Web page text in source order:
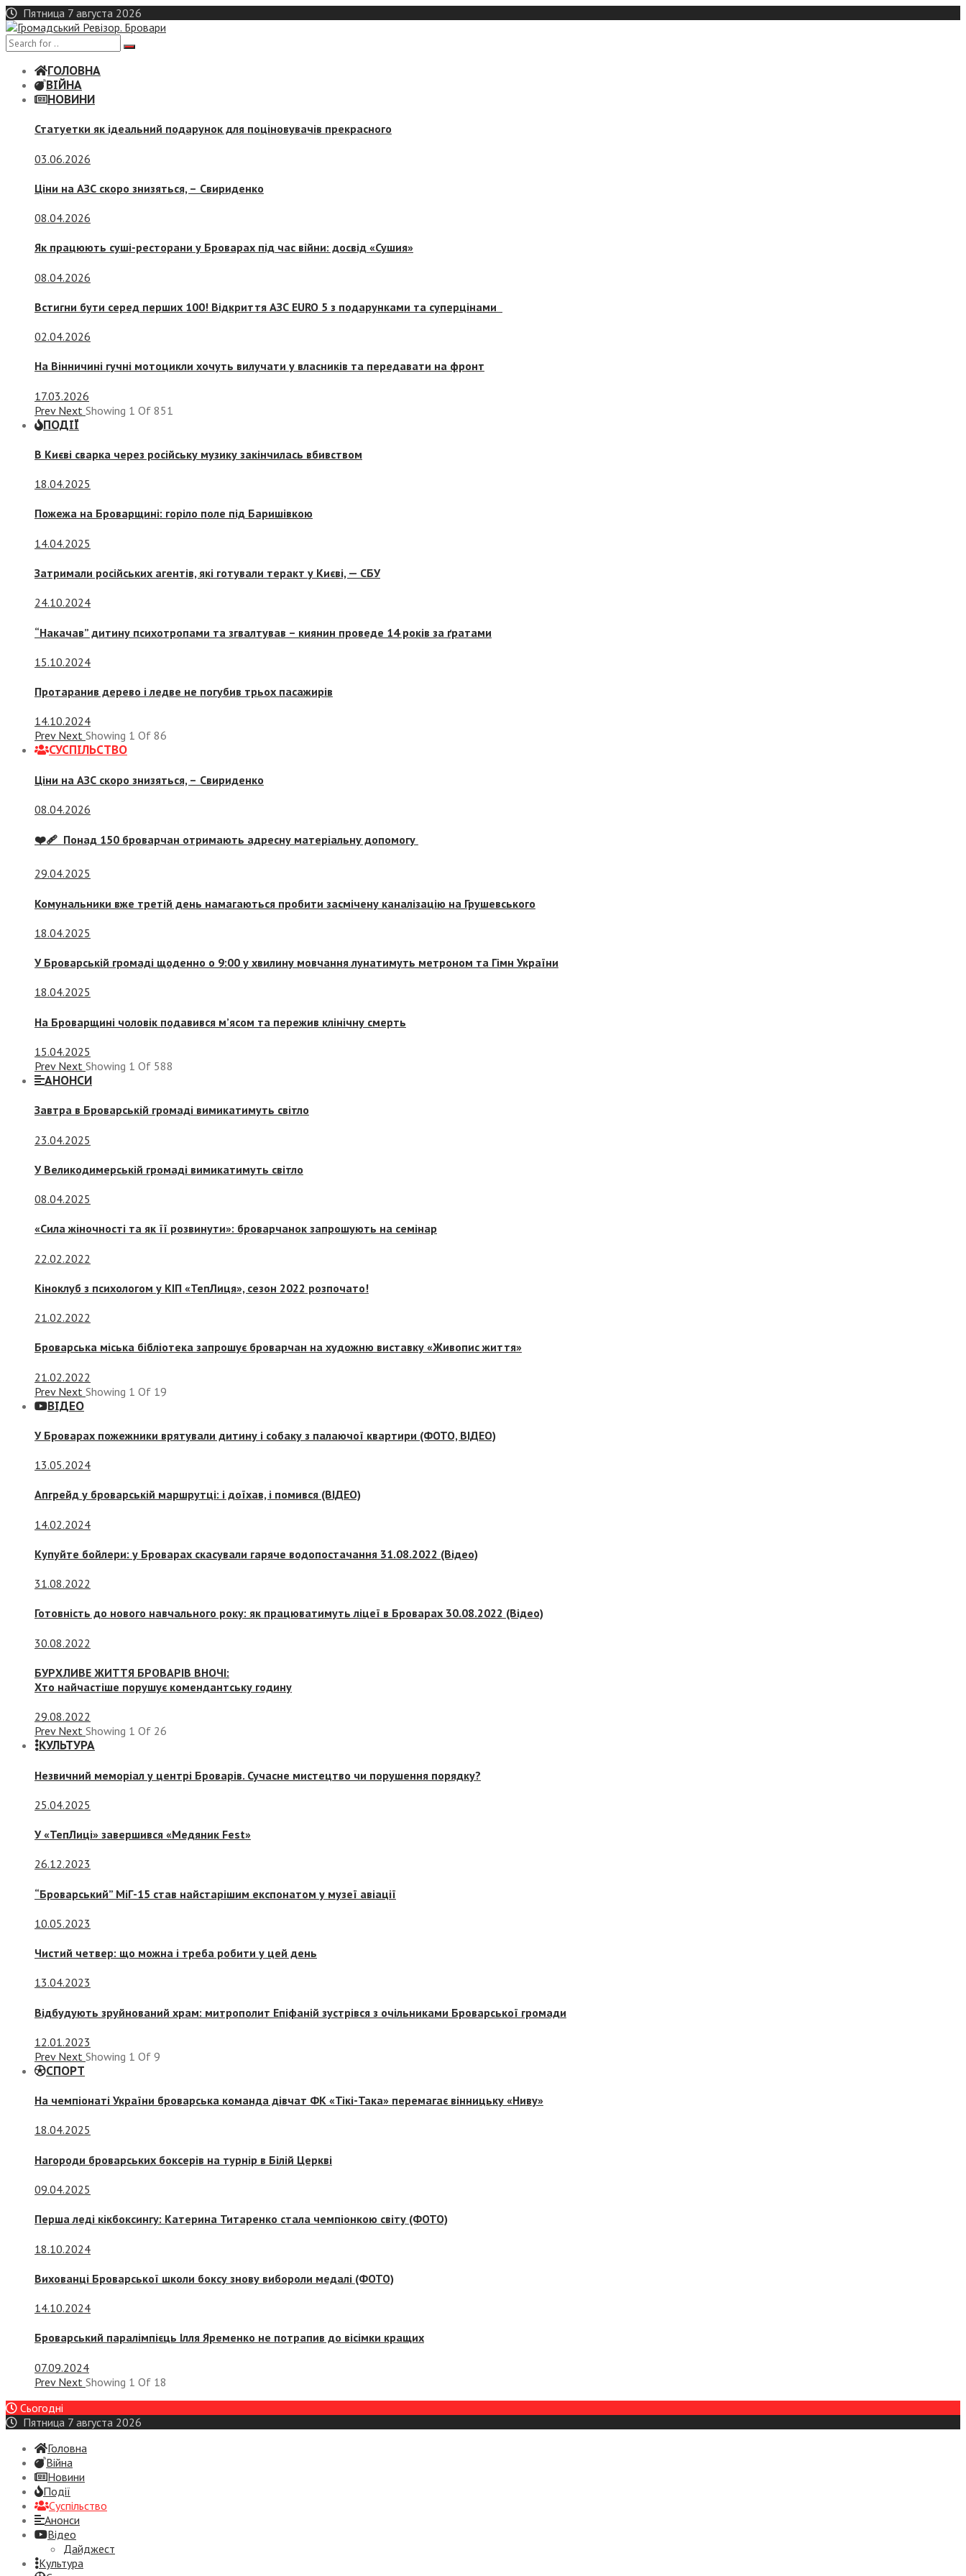
Skip
to
content
Пятница 7 августа 2026
ГОЛОВНА
ВІЙНА
НОВИНИ
Статуетки як ідеальний подарунок для поціновувачів прекрасного
03.06.2026
Ціни на АЗС скоро знизяться, – Свириденко
08.04.2026
Як працюють суші-ресторани у Броварах під час війни: досвід «Сушия»
08.04.2026
Встигни бути серед перших 100! Відкриття АЗС EURO 5 з подарунками та суперцінами
02.04.2026
На Вінничині гучні мотоцикли хочуть вилучати у власників та передавати на фронт
17.03.2026
Prev Next Showing 1 Of 851
ПОДІЇ
В Києві сварка через російську музику закінчилась вбивством
18.04.2025
Пожежа на Броварщині: горіло поле під Баришівкою
14.04.2025
Затримали російських агентів, які готували теракт у Києві, — СБУ
24.10.2024
“Накачав” дитину психотропами та згвалтував – киянин проведе 14 років за ґратами
15.10.2024
Протаранив дерево і ледве не погубив трьох пасажирів
14.10.2024
Prev Next Showing 1 Of 86
СУСПIЛЬСТВО
Ціни на АЗС скоро знизяться, – Свириденко
08.04.2026
❤️‍🩹 Понад 150 броварчан отримають адресну матеріальну допомогу
29.04.2025
Комунальники вже третій день намагаються пробити засмічену каналізацію на Грушевського
18.04.2025
У Броварській громаді щоденно о 9:00 у хвилину мовчання лунатимуть метроном та Гімн України
18.04.2025
На Броварщині чоловік подавився м’ясом та пережив клінічну смерть
15.04.2025
Prev Next Showing 1 Of 588
АНОНСИ
Завтра в Броварській громаді вимикатимуть світло
23.04.2025
У Великодимерській громаді вимикатимуть світло
08.04.2025
«Сила жіночності та як її розвинути»: броварчанок запрошують на семінар
22.02.2022
Кіноклуб з психологом у КІП «ТепЛиця», сезон 2022 розпочато!
21.02.2022
Броварська міська бібліотека запрошує броварчан на художню виставку «Живопис життя»
21.02.2022
Prev Next Showing 1 Of 19
ВІДЕО
У Броварах пожежники врятували дитину і собаку з палаючої квартири (ФОТО, ВІДЕО)
13.05.2024
Апгрейд у броварській маршрутці: і доїхав, і помився (ВІДЕО)
14.02.2024
Купуйте бойлери: у Броварах скасували гаряче водопостачання 31.08.2022 (Відео)
31.08.2022
Готовність до нового навчального року: як працюватимуть ліцеї в Броварах 30.08.2022 (Відео)
30.08.2022
БУРХЛИВЕ ЖИТТЯ БРОВАРІВ ВНОЧІ:
Хто найчастіше порушує комендантську годину
29.08.2022
Prev Next Showing 1 Of 26
КУЛЬТУРА
Незвичний меморіал у центрі Броварів. Сучасне мистецтво чи порушення порядку?
25.04.2025
У «ТепЛиці» завершився «Медяник Fest»
26.12.2023
“Броварський” МіГ-15 став найстарішим експонатом у музеї авіації
10.05.2023
Чистий четвер: що можна і треба робити у цей день
13.04.2023
Відбудують зруйнований храм: митрополит Епіфаній зустрівся з очільниками Броварської громади
12.01.2023
Prev Next Showing 1 Of 9
СПОРТ
На чемпіонаті України броварська команда дівчат ФК «Тікі-Така» перемагає вінницьку «Ниву»
18.04.2025
Нагороди броварських боксерів на турнір в Білій Церкві
09.04.2025
Перша леді кікбоксингу: Катерина Титаренко стала чемпіонкою світу (ФОТО)
18.10.2024
Вихованці Броварської школи боксу знову вибороли медалі (ФОТО)
14.10.2024
Броварський паралімпієць Ілля Яременко не потрапив до вісімки кращих
07.09.2024
Prev Next Showing 1 Of 18
Сьогодні
Пятница 7 августа 2026
Головна
Війна
Новини
Події
Суспiльство
Анонси
Відео
Дайджест
Культура